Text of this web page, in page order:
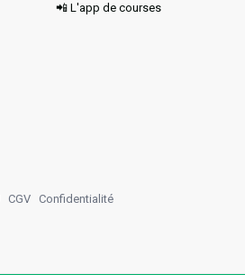
📲 L'app de courses
CGV Confidentialité